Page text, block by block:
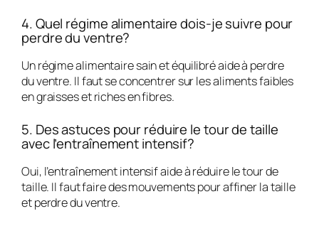
4. Quel régime alimentaire dois-je suivre pour
perdre du ventre?
Un régime alimentaire sain et équilibré aide à perdre
du ventre. Il faut se concentrer sur les aliments faibles
en graisses et riches en fibres.
5. Des astuces pour réduire le tour de taille
avec l’entraînement intensif?
Oui, l’entraînement intensif aide à réduire le tour de
taille. Il faut faire des mouvements pour affiner la taille
et perdre du ventre.